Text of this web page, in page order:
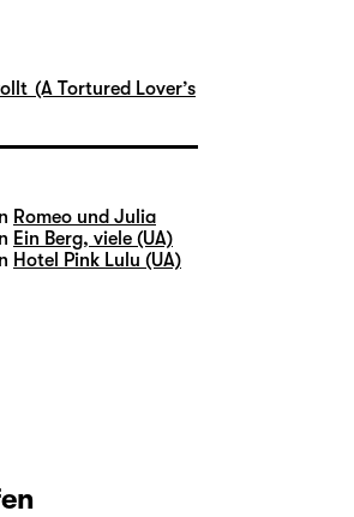
(A Tortured Lover’s
Romeo und Julia
Ein Berg, viele (UA)
Hotel Pink Lulu (UA)